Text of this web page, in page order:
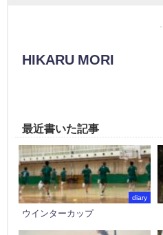
HIKARU MORI
最近書いた記事
diary
ウインターカップ